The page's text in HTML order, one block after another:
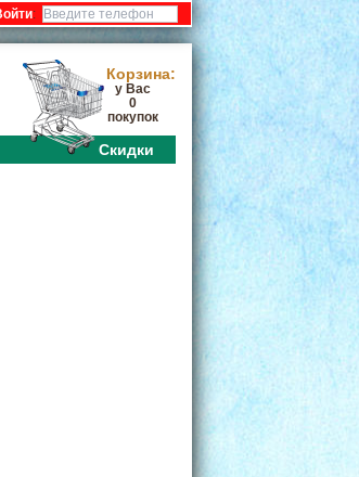
:
Корзина:
у Вас
0
покупок
Скидки